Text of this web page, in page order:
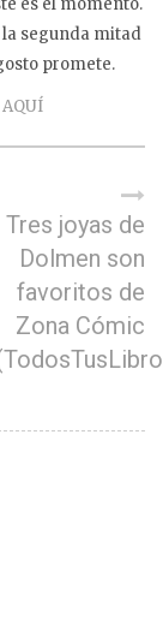
es el momento.
la segunda mitad
promete.
AQUÍ
Tres joyas de
Dolmen son
favoritos de
Zona Cómic